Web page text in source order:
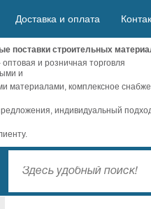
Доставка и оплата
поставки строительных
и розничная торговля
и
материалами, комплексное
индивидуальный